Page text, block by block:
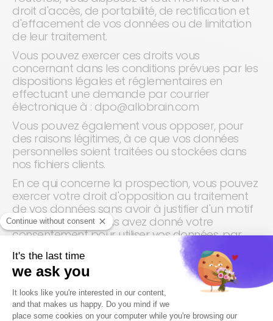
droit d'accès, de portabilité, de rectification et
d'effacement de vos données ou de limitation
de leur traitement.
Vous pouvez exercer ces droits vous
concernant dans les conditions prévues par les
dispositions légales et réglementaires en
effectuant une demande par courrier
électronique à : dpo@allobrain.com
Vous pouvez également vous opposer, pour
des raisons légitimes, à ce que vos données
personnelles soient traitées ou stockées dans
nos fichiers clients.
En ce qui concerne la prospection, vous pouvez
exercer votre droit d'opposition au traitement
de vos données sans avoir à justifier d'un motif
légitime. Si vous nous avez donné votre
consentement pour utiliser vos données, par
exemple pour vous envoyer des lettres
d'information, vous pouvez retirer votre
consentement à tout moment.
Si, pour quelque raison que ce soit, vous estimez
que notre réponse n'est pas satisfaisante, vous
pouvez introduire une réclamation auprès de la